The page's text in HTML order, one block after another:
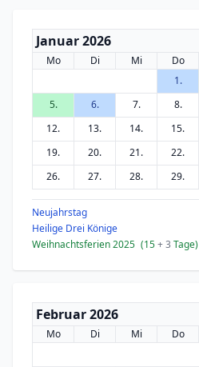
Januar 2026
Mo Di Mi Do
1.
5.
6. 7. 8.
12.
13. 14. 15.
19.
20. 21. 22.
26.
27. 28. 29.
Neujahrstag
Heilige Drei Könige
Weihnachtsferien 2025 (15+ 3 Tage)
Februar 2026
Mo Di Mi Do